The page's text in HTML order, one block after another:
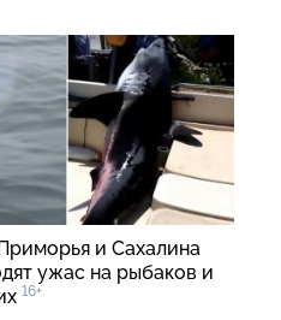
и Сахалина
ужас на рыбаков и
16+